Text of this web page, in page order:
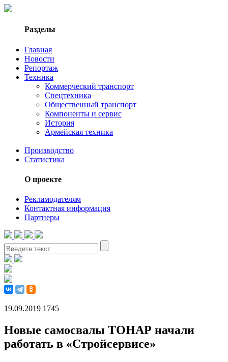
Разделы
Главная
Новости
Репортаж
Техника
Коммерческий транспорт
Спецтехника
Общественный транспорт
Компоненты и сервис
История
Армейская техника
Производство
Статистика
О проекте
Рекламодателям
Контактная информация
Партнеры
19.09.2019 1745
Новые самосвалы ТОНАР начали
работать в «Стройсервисе»